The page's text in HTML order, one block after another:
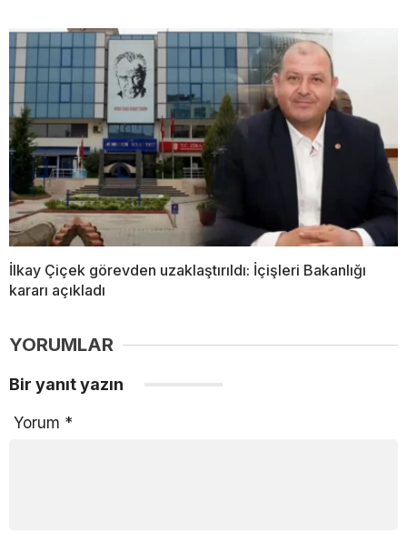
İlkay Çiçek görevden uzaklaştırıldı: İçişleri Bakanlığı
kararı açıkladı
YORUMLAR
Bir yanıt yazın
Yorum *